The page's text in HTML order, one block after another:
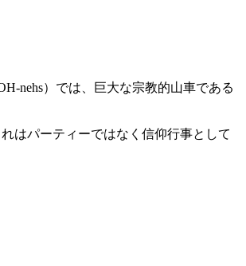
nehs）では、巨大な宗教的山車である
はパーティーではなく信仰行事として